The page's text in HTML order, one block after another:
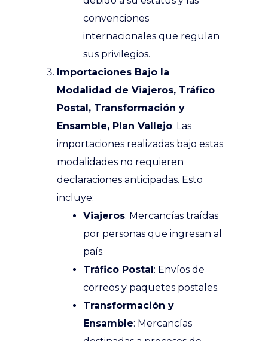
convenciones
internacionales que regulan
sus privilegios.
Importaciones Bajo la
Modalidad de Viajeros, Tráfico
Postal, Transformación y
Ensamble, Plan Vallejo: Las
importaciones realizadas bajo estas
modalidades no requieren
declaraciones anticipadas. Esto
incluye:
Viajeros: Mercancías traídas
por personas que ingresan al
país.
Tráfico Postal: Envíos de
correos y paquetes postales.
Transformación y
Ensamble: Mercancías